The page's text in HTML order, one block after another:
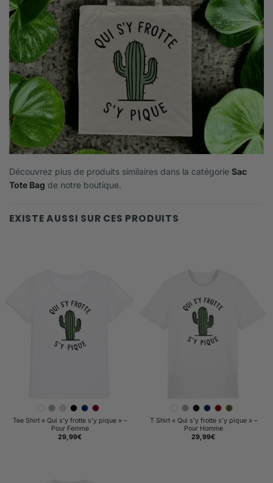
Découvrez plus de produits similaires dans la catégorie Sac
Tote Bag de notre boutique.
EXISTE AUSSI SUR CES PRODUITS
Tee Shirt « Qui s’y frotte s’y pique » –
Pour Femme
29,99€
T Shirt « Qui s’y frotte s’y pique » –
Pour Homme
29,99€